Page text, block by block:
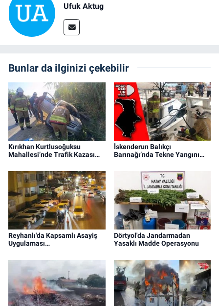
Ufuk Aktug
Bunlar da ilginizi çekebilir
Kırıkhan Kurtlusoğuksu
Mahallesi’nde Trafik Kazası…
İskenderun Balıkçı
Barınağı’nda Tekne Yangını…
Reyhanlı'da Kapsamlı Asayiş
Uygulaması…
Dörtyol'da Jandarmadan
Yasaklı Madde Operasyonu